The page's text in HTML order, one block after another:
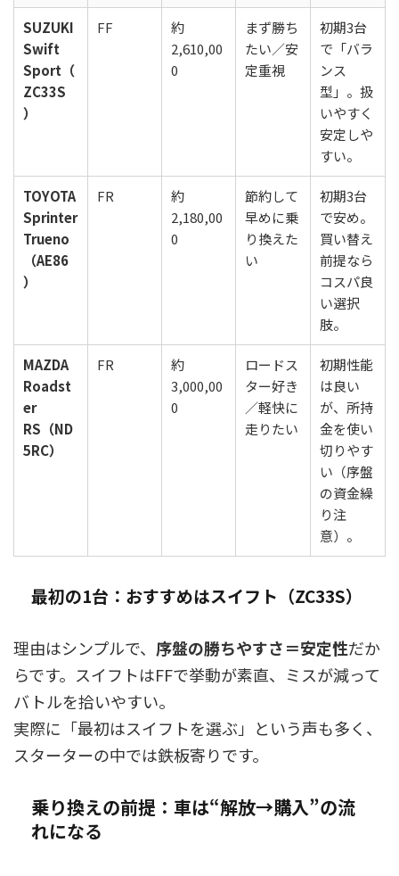
SUZUKI
Swift
Sport（
ZC33S
）
FF
約
2,610,00
0
まず勝ち
たい／安
定重視
初期3台
で「バラ
ンス
型」。扱
いやすく
安定しや
すい。
TOYOTA
Sprinter
Trueno
（AE86
）
FR
約
2,180,00
0
節約して
早めに乗
り換えた
い
初期3台
で安め。
買い替え
前提なら
コスパ良
い選択
肢。
MAZDA
Roadst
er
RS（ND
5RC）
FR
約
3,000,00
0
ロードス
ター好き
／軽快に
走りたい
初期性能
は良い
が、所持
金を使い
切りやす
い（序盤
の資金繰
り注
意）。
最初の1台：おすすめはスイフト（ZC33S）
理由はシンプルで、 序盤の勝ちやすさ＝安定性だか
らです。スイフトはFFで挙動が素直、ミスが減って
バトルを拾いやすい。
実際に「最初はスイフトを選ぶ」という声も多く、
スターターの中では鉄板寄りです。
乗り換えの前提：車は“解放→購入”の流
れになる